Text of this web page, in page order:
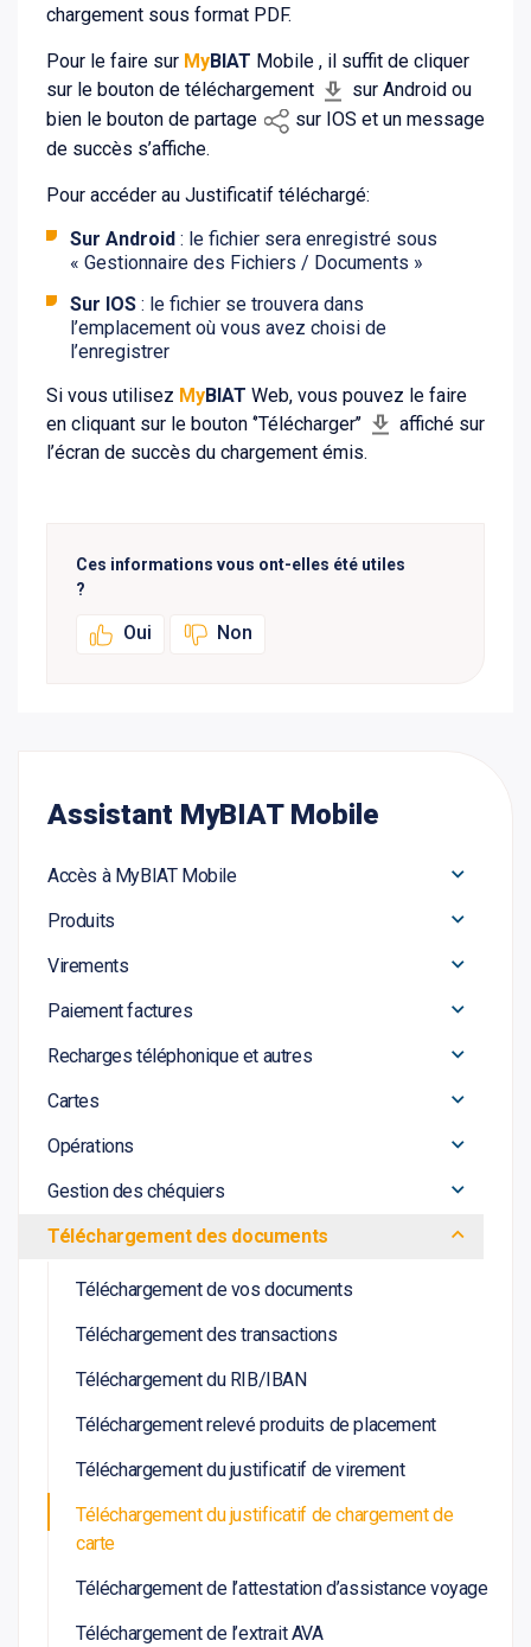
Assistant MyBIAT Mobile
Accès à MyBIAT Mobile
Produits
Virements
Paiement factures
Recharges téléphonique et autres
Cartes
Opérations
Gestion des chéquiers
Téléchargement des documents
Téléchargement de vos documents
Téléchargement des transactions
Téléchargement du RIB/IBAN
Téléchargement relevé produits de placement
Téléchargement du justificatif de virement
Téléchargement du justificatif de chargement de
carte
Téléchargement de l’attestation d’assistance voyage
Téléchargement de l’extrait AVA
chargement sous format PDF.
Pour le faire sur MyBIAT Mobile , il suffit de cliquer
sur le bouton de téléchargement
sur Android ou
bien le bouton de partage
sur IOS et un message
de succès s’affiche.
Pour accéder au Justificatif téléchargé:
Sur Android : le fichier sera enregistré sous
« Gestionnaire des Fichiers / Documents »
Sur IOS : le fichier se trouvera dans
l’emplacement où vous avez choisi de
l’enregistrer
Si vous utilisez MyBIAT Web, vous pouvez le faire
en cliquant sur le bouton ‘’Télécharger’’
affiché sur
l’écran de succès du chargement émis.
Ces informations vous ont-elles été utiles
?
Oui Non